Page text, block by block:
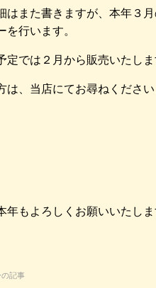
はまた書きますが、本年３
を行います。
定では２月から販売いたしま
は、当店にてお尋ねください
年もよろしくお願いいたし
有
記事